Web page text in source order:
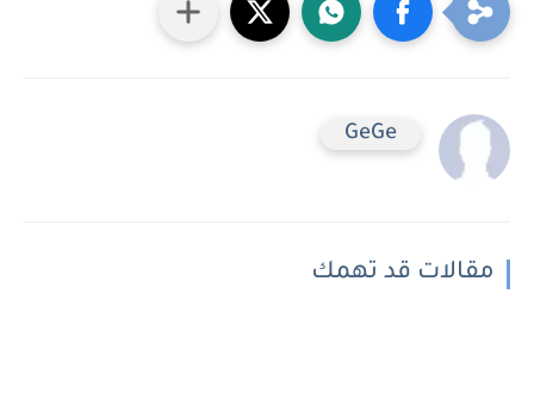
GeGe
مقالات قد تهمك